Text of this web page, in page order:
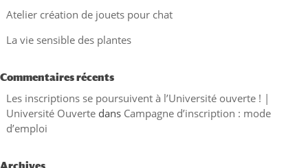
Atelier création de jouets pour chat
La vie sensible des plantes
Commentaires récents
Les inscriptions se poursuivent à l’Université ouverte ! |
Université Ouvertedans Campagne d’inscription : mode
d’emploi
Archives